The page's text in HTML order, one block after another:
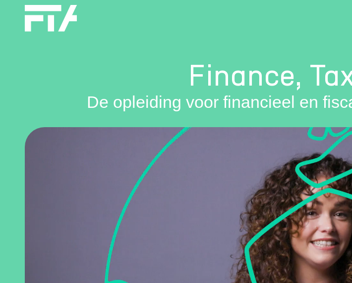
Finance,
De opleiding voor financieel en